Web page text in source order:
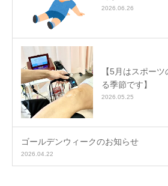
2026.06.26
【5月はスポー
る季節です】
2026.05.25
ゴールデンウィークのお知らせ
2026.04.22